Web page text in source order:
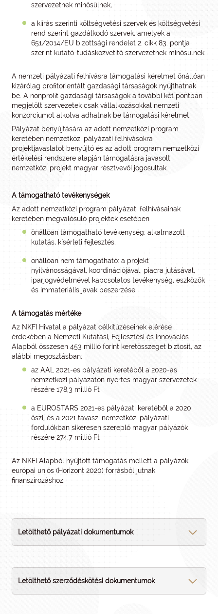
szervezetnek minősülnek,
a kiírás szerinti költségvetési szervek és költségvetési
rend szerint gazdálkodó szervek, amelyek a
651/2014/EU bizottsági rendelet 2. cikk 83. pontja
szerint kutató-tudásközvetítő szervezetnek minősülnek.
A nemzeti pályázati felhívásra támogatási kérelmet önállóan
kizárólag profitorientált gazdasági társaságok nyújthatnak
be. A nonprofit gazdasági társaságok a további két pontban
megjelölt szervezetek csak vállalkozásokkal nemzeti
konzorciumot alkotva adhatnak be támogatási kérelmet.
Pályázat benyújtására az adott nemzetközi program
keretében nemzetközi pályázati felhívásokra
projektjavaslatot benyújtó és az adott program nemzetközi
értékelési rendszere alapján támogatásra javasolt
nemzetközi projekt magyar résztvevői jogosultak.
A támogatható tevékenységek
Az adott nemzetközi program pályázati felhívásainak
keretében megvalósuló projektek esetében
önállóan támogatható tevékenység: alkalmazott
kutatás, kísérleti fejlesztés.
önállóan nem támogatható: a projekt
nyilvánosságával, koordinációjával, piacra jutásával,
iparjogvédelmével kapcsolatos tevékenység, eszközök
és immateriális javak beszerzése.
A támogatás mértéke
Az NKFI Hivatal a pályázat célkitűzéseinek elérése
érdekében a Nemzeti Kutatási, Fejlesztési és Innovációs
Alapból összesen 453 millió forint keretösszeget biztosít, az
alábbi megosztásban:
az AAL 2021-es pályázati keretéből a 2020-as
nemzetközi pályázaton nyertes magyar szervezetek
részére 178,3 millió Ft
a EUROSTARS 2021-es pályázati keretéből a 2020
őszi, és a 2021 tavaszi nemzetközi pályázati
fordulókban sikeresen szereplő magyar pályázók
részére 274,7 millió Ft
Az NKFI Alapból nyújtott támogatás mellett a pályázók
európai uniós (Horizont 2020) forrásból jutnak
finanszírozáshoz.
Letölthető pályázati dokumentumok
Letölthető szerződéskötési dokumentumok